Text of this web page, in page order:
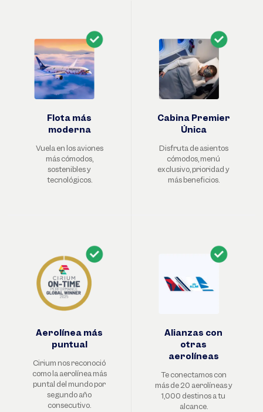
Flota más
moderna
Vuela en los aviones
más cómodos,
sostenibles y
tecnológicos.
Cabina Premier
Única
Disfruta de asientos
cómodos, menú
exclusivo, prioridad y
más beneficios.
Aerolínea más
puntual
Cirium nos reconoció
como la aerolínea más
puntal del mundo por
segundo año
consecutivo.
Alianzas con
otras
aerolíneas
Te conectamos con
más de 20 aerolíneas y
1,000 destinos a tu
alcance.